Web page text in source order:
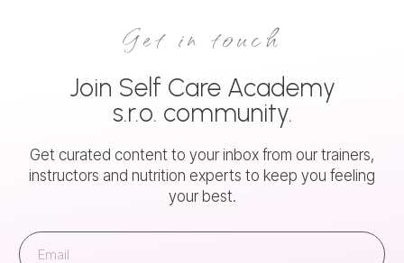
Get in touch
Join Self Care Academy
s.r.o. community.
Get curated content to your inbox from our trainers,
instructors and nutrition experts to keep you feeling
your best.